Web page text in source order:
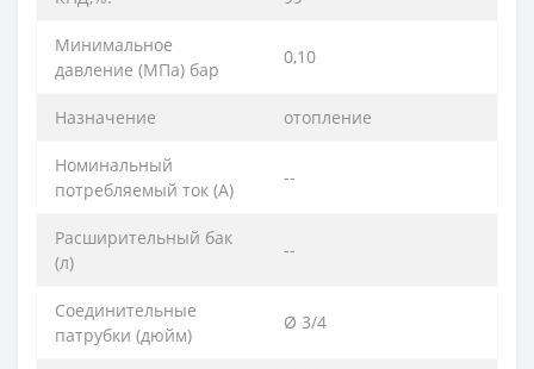
Минимальное
давление (МПа) бар
0,10
Назначение отопление
Номинальный
потребляемый ток (A)
--
Расширительный бак
(л)
--
Соединительные
патрубки (дюйм)
Ø 3/4